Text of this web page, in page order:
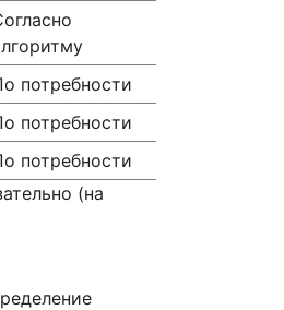
потребности
потребности
потребности
(на